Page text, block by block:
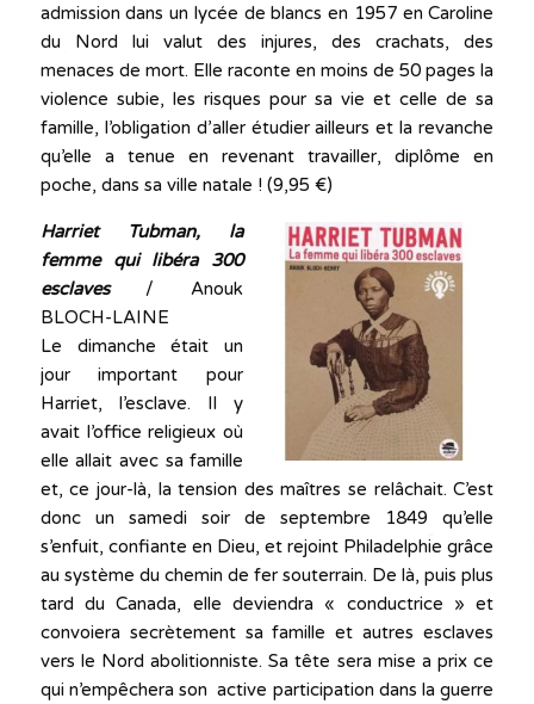
admission dans un lycée de blancs en 1957 en Caroline
du Nord lui valut des injures, des crachats, des
menaces de mort. Elle raconte en moins de 50 pages la
violence subie, les risques pour sa vie et celle de sa
famille, l’obligation d’aller étudier ailleurs et la revanche
qu’elle a tenue en revenant travailler, diplôme en
poche, dans sa ville natale ! (9,95 €)
Harriet Tubman, la
femme qui libéra 300
esclaves/ Anouk
BLOCH-LAINE
Le dimanche était un
jour important pour
Harriet, l’esclave. Il y
avait l’office religieux où
elle allait avec sa famille
et, ce jour-là, la tension des maîtres se relâchait. C’est
donc un samedi soir de septembre 1849 qu’elle
s’enfuit, confiante en Dieu, et rejoint Philadelphie grâce
au système du chemin de fer souterrain. De là, puis plus
tard du Canada, elle deviendra « conductrice » et
convoiera secrètement sa famille et autres esclaves
vers le Nord abolitionniste. Sa tête sera mise a prix ce
qui n’empêchera son active participation dans la guerre